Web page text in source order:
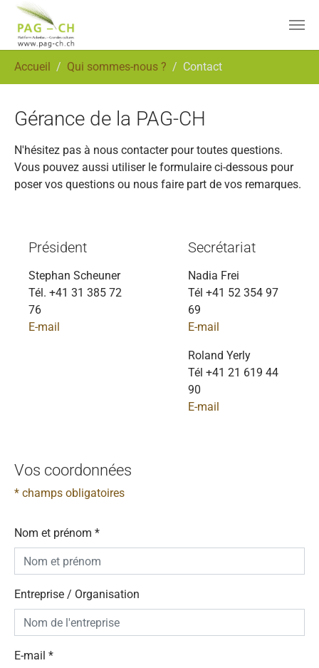
Accueil Qui sommes-nous ? Contact
Gérance de la PAG-CH
N'hésitez pas à nous contacter pour toutes questions.
Vous pouvez aussi utiliser le formulaire ci-dessous pour
poser vos questions ou nous faire part de vos remarques.
Président
Stephan Scheuner
Tél. +41 31 385 72
76
E-mail
Secrétariat
Nadia Frei
Tél +41 52 354 97
69
E-mail
Roland Yerly
Tél +41 21 619 44
90
E-mail
Vos coordonnées
* champs obligatoires
Nom et prénom *
Entreprise / Organisation
E-mail *